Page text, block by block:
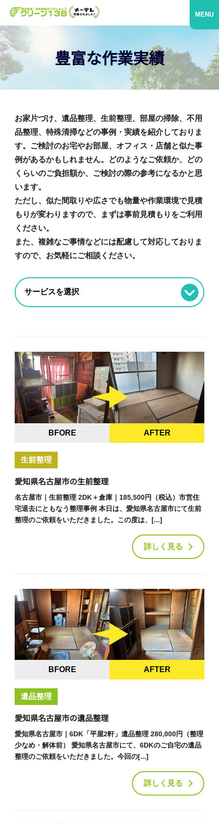
MENU
豊富な作業実績
お家片づけ、遺品整理、生前整理、部屋の掃除、不用
品整理、特殊清掃などの事例・実績を紹介しておりま
す。ご検討のお宅やお部屋、オフィス・店舗と似た事
例があるかもしれません。どのようなご依頼か、どの
くらいのご負担額か、ご検討の際の参考になるかと思
います。
ただし、似た間取りや広さでも物量や作業環境で見積
もりが変わりますので、まずは事前見積もりをご利用
ください。
また、複雑なご事情などには配慮して対応しておりま
すので、お気軽にご相談ください。
BFORE AFTER
生前整理
愛知県名古屋市の生前整理
名古屋市｜生前整理 2DK＋倉庫｜185,500円（税込）市営住
宅退去にともなう整理事例 本日は、愛知県名古屋市にて生前
整理のご依頼をいただきました。この度は、[...]
詳しく見る
BFORE AFTER
遺品整理
愛知県名古屋市の遺品整理
愛知県名古屋市｜6DK「平屋2軒」遺品整理 280,000円（整理
少なめ・解体前） 愛知県名古屋市にて、6DKのご自宅の遺品
整理のご依頼をいただきました。今回の[...]
詳しく見る